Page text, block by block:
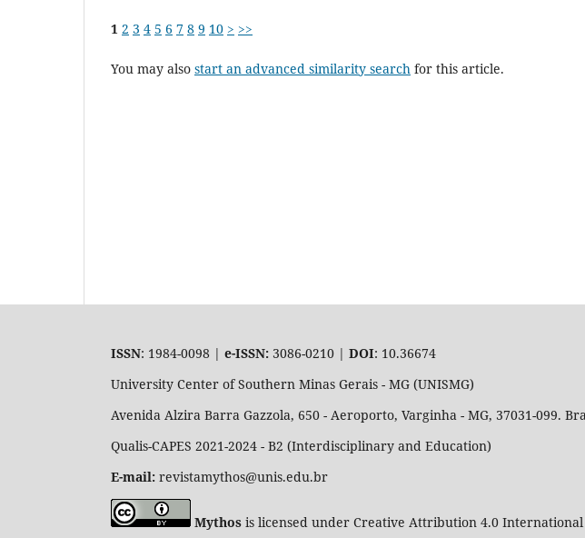
1 2 3 4 5 6 7 8 9 10 > >>
You may also start an advanced similarity search for this article.
ISSN: 1984-0098 | e-ISSN: 3086-0210 | DOI: 10.36674
University Center of Southern Minas Gerais - MG (UNISMG)
Avenida Alzira Barra Gazzola, 650 - Aeroporto, Varginha - MG, 37031-099.
Qualis-CAPES 2021-2024 - B2 (Interdisciplinary and Education)
E-mail: revistamythos@unis.edu.br
Mythos is licensed under Creative Attribution 4.0 International